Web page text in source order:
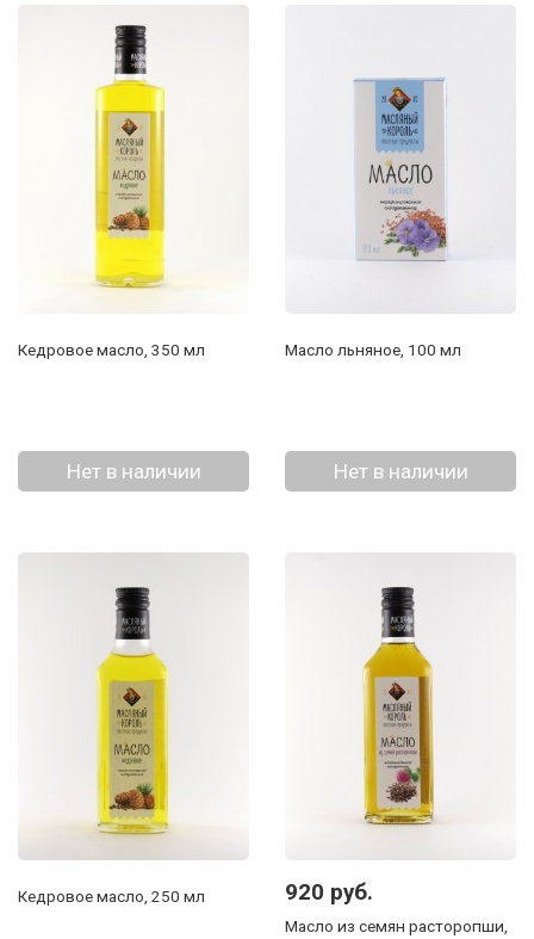
Кедровое масло, 350 мл
Нет в наличии
Масло льняное, 100 мл
Нет в наличии
Кедровое масло, 250 мл 920 руб.
Масло из семян расторопши,